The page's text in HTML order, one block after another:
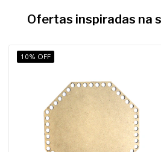
Ofertas inspiradas na
10% OFF